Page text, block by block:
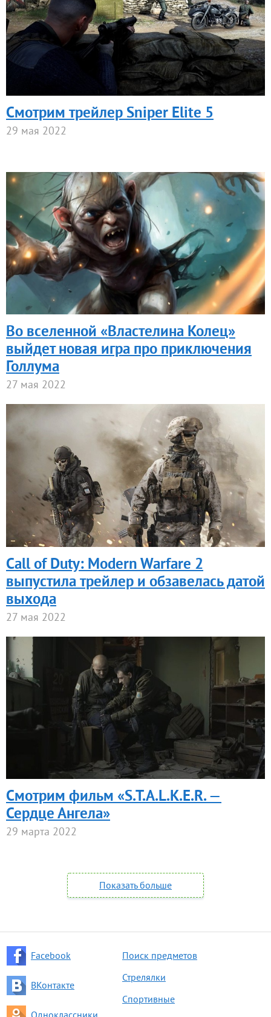
Смотрим трейлер Sniper Elite 5
29 мая 2022
Во вселенной «Властелина Колец»
выйдет новая игра про приключения
Голлума
27 мая 2022
Call of Duty: Modern Warfare 2
выпустила трейлер и обзавелась датой
выхода
27 мая 2022
Смотрим фильм «S.T.A.L.K.E.R. —
Сердце Ангела»
29 марта 2022
Показать больше
Facebook
ВКонтакте
Поиск предметов
Стрелялки
Спортивные